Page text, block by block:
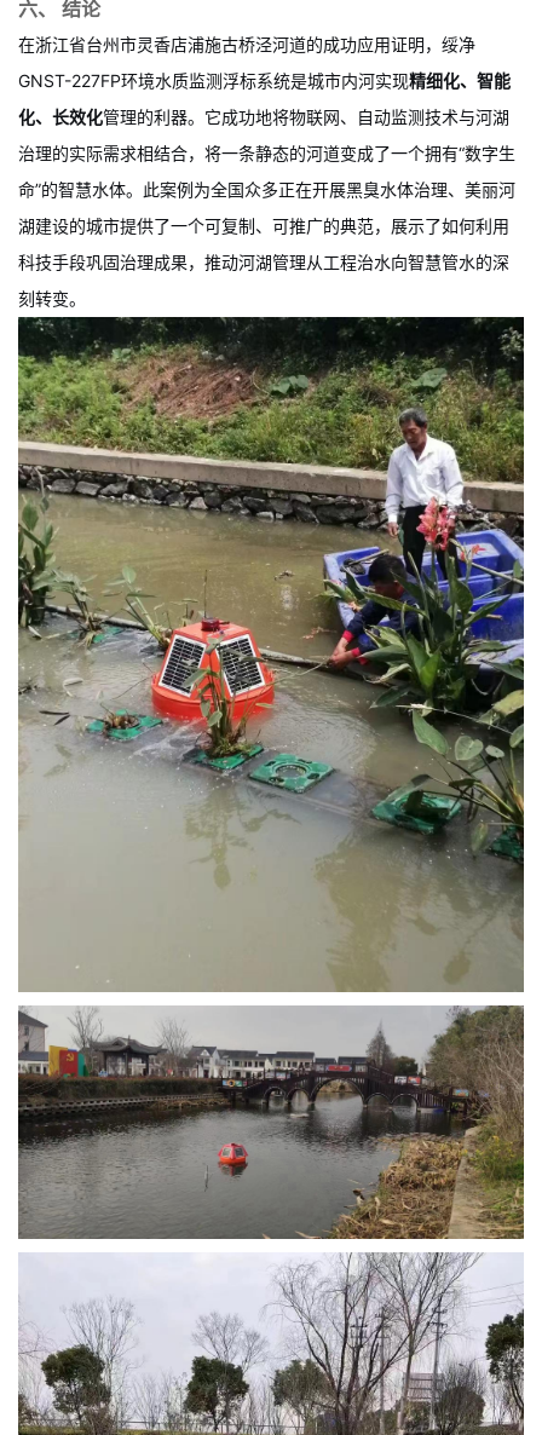
运维经济性
运营。
六、 结论
在浙江省台州市灵香店浦施古桥泾河道的成功应用证明，绥净
GNST-227FP环境水质监测浮标系统是城市内河实现精细化、智能
化、长效化管理的利器。它成功地将物联网、自动监测技术与河湖
治理的实际需求相结合，将一条静态的河道变成了一个拥有“数字生
命”的智慧水体。此案例为全国众多正在开展黑臭水体治理、美丽河
湖建设的城市提供了一个可复制、可推广的典范，展示了如何利用
科技手段巩固治理成果，推动河湖管理从工程治水向智慧管水的深
刻转变。